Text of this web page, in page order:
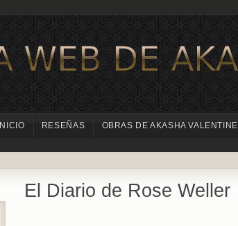
INICIO RESEÑAS OBRAS DE AKASHA VALENTINE
El Diario de Rose Weller